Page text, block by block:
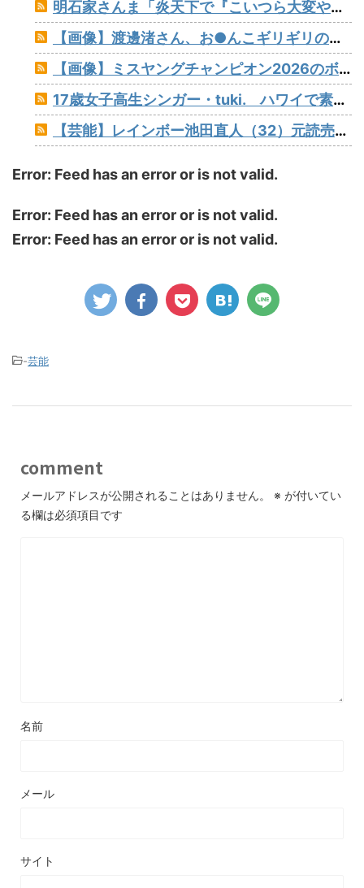
明石家さんま「炎天下で『こいつら大変やなぁ』というのが高校野球の良さ。暑さ対策はいらない」
【画像】渡邊渚さん、お●んこギリギリの水着着ててワロタ
【画像】ミスヤングチャンピオン2026のボーイッシュお胸www
17歳女子高生シンガー・tuki. ハワイで素顔以外ほぼ全部出し 「隠しきれない美貌」とSNSざわつく
【芸能】レインボー池田直人（32）元読売テレビ・佐藤佳奈アナが結婚
Error: Feed has an error or is not valid.
Error: Feed has an error or is not valid.
Error: Feed has an error or is not valid.
-芸能
comment
メールアドレスが公開されることはありません。 ※ が付いてい
る欄は必須項目です
名前
メール
サイト